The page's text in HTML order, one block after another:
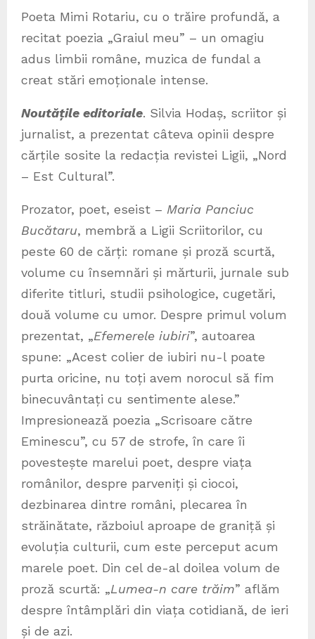
Poeta Mimi Rotariu, cu o trăire profundă, a
recitat poezia „Graiul meu” – un omagiu
adus limbii române, muzica de fundal a
creat stări emoționale intense.
Noutățile editoriale. Silvia Hodaș, scriitor și
jurnalist, a prezentat câteva opinii despre
cărțile sosite la redacția revistei Ligii, „Nord
– Est Cultural”.
Prozator, poet, eseist – Maria Panciuc
Bucătaru, membră a Ligii Scriitorilor, cu
peste 60 de cărți: romane și proză scurtă,
volume cu însemnări și mărturii, jurnale sub
diferite titluri, studii psihologice, cugetări,
două volume cu umor. Despre primul volum
prezentat, „Efemerele iubiri”, autoarea
spune: „Acest colier de iubiri nu-l poate
purta oricine, nu toți avem norocul să fim
binecuvântați cu sentimente alese.”
Impresionează poezia „Scrisoare către
Eminescu”, cu 57 de strofe, în care îi
povestește marelui poet, despre viața
românilor, despre parveniți și ciocoi,
dezbinarea dintre români, plecarea în
străinătate, războiul aproape de graniță și
evoluția culturii, cum este perceput acum
marele poet. Din cel de-al doilea volum de
proză scurtă: „Lumea-n care trăim” aflăm
despre întâmplări din viața cotidiană, de ieri
și de azi.